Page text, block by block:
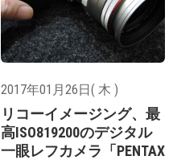
2017年01月26日( 木 )
リコーイメージング、最
高ISO819200のデジタル
一眼レフカメラ「PENTAX